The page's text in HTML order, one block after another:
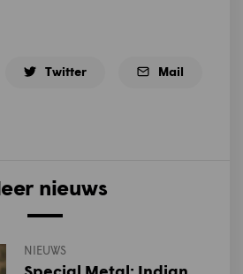
Twitter Mail
nieuws
NIEUWS